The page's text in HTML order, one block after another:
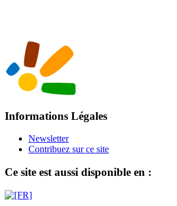
Informations Légales
Newsletter
Contribuez sur ce site
Ce site est aussi disponible en :